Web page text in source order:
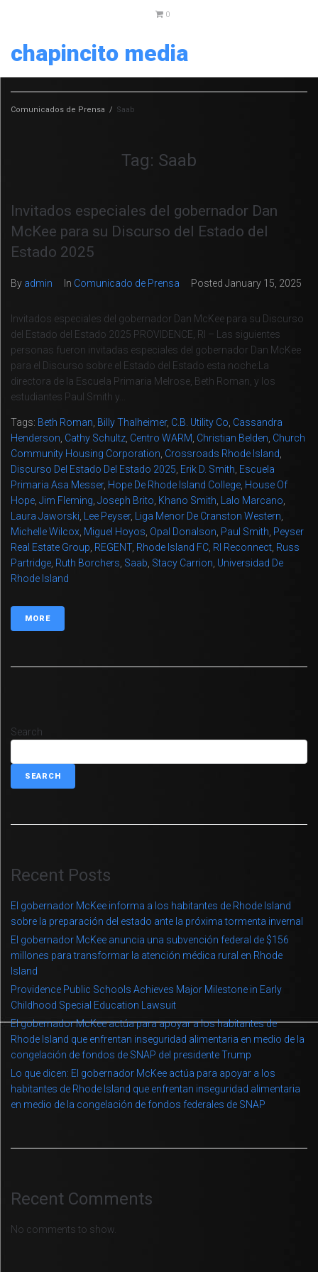
0
chapincito media
Comunicados de Prensa / Saab
Tag: Saab
Invitados especiales del gobernador Dan
McKee para su Discurso del Estado del
Estado 2025
By admin In Comunicado de Prensa Posted January 15, 2025
Invitados especiales del gobernador Dan McKee para su Discurso
del Estado del Estado 2025 PROVIDENCE, RI – Las siguientes
personas fueron invitadas especiales del gobernador Dan McKee
para el Discurso sobre el Estado del Estado esta noche:La
directora de la Escuela Primaria Melrose, Beth Roman, y los
estudiantes Paul Smith y...
Tags: Beth Roman Billy Thalheimer, C.B. Utility Co Cassandra
Henderson Cathy Schultz Centro WARM Christian Belden Church
Community Housing Corporation Crossroads Rhode Island
Discurso Del Estado Del Estado 2025 Erik D. Smith Escuela
Primaria Asa Messer, Hope De Rhode Island College House Of
Hope Jim Fleming Joseph Brito Khano Smith Lalo Marcano
Laura Jaworski
Lee Peyser, Liga Menor De Cranston Western
Michelle Wilcox Miguel Hoyos Opal Donalson Paul Smith Peyser
Real Estate Group REGENT, Rhode Island FC RI Reconnect Russ
Partridge Ruth Borchers Saab Stacy Carrion Universidad De
Rhode Island
MORE
Search
SEARCH
Recent Posts
El gobernador McKee informa a los habitantes de Rhode Island
sobre la preparación del estado ante la próxima tormenta invernal
El gobernador McKee anuncia una subvención federal de $156
millones para transformar la atención médica rural en Rhode
Island
Providence Public Schools Achieves Major Milestone in Early
Childhood Special Education Lawsuit
El gobernador McKee actúa para apoyar a los habitantes de
Rhode Island que enfrentan inseguridad alimentaria en medio de la
congelación de fondos de SNAP del presidente Trump
Lo que dicen: El gobernador McKee actúa para apoyar a los
habitantes de Rhode Island que enfrentan inseguridad alimentaria
en medio de la congelación de fondos federales de SNAP
Recent Comments
No comments to show.